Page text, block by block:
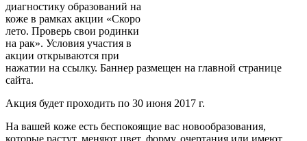
диагностику образований на
коже в рамках акции «Скоро
лето. Проверь свои родинки
на рак». Условия участия в
акции открываются при
нажатии на ссылку. Баннер размещен на главной странице
сайта.
Акция будет проходить по 30 июня 2017 г.
На вашей коже есть беспокоящие вас новообразования,
которые растут, меняют цвет, форму, очертания или имеют